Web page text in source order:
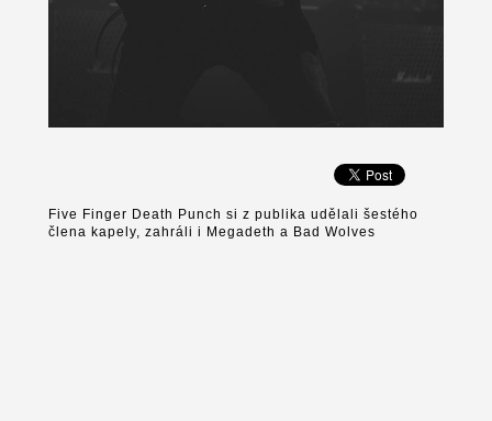
Five Finger Death Punch si z publika udělali šestého
člena kapely, zahráli i Megadeth a Bad Wolves